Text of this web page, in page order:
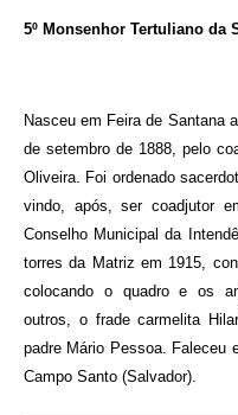
5º Monsenhor Tertuliano da
Nasceu em Feira de Santana
de setembro de 1888, pelo
Oliveira. Foi ordenado
vindo, após, ser coadjutor
Conselho Municipal da
torres da Matriz em 1915,
colocando o quadro e os
outros, o frade carmelita
padre Mário Pessoa. Faleceu
Campo Santo (Salvador).